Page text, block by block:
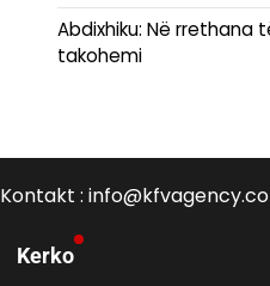
Abdixhiku: Në rrethana
takohemi
Kontakt :
Kerko